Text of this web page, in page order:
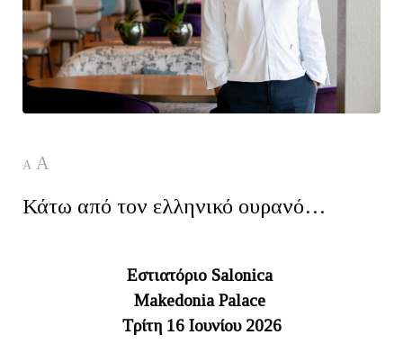
A A
Κάτω από τον ελληνικό ουρανό…
Εστιατόριο Salonica
Makedonia Palace
Τρίτη 16 Ιουνίου 2026